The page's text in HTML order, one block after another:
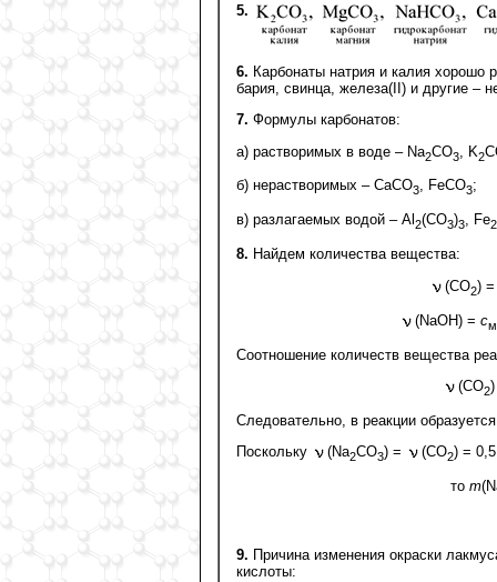
5.
6. Карбонаты натрия и калия хорошо
бария, свинца, железа(II) и другие –
7. Формулы карбонатов:
а) растворимых в воде – Na2СО3 , K2
б) нерастворимых – СаСО3, FeCO3;
в) разлагаемых водой – Al 2(CO3)3, Fe2
8. Найдем количества вещества:
(СО2)
(NaOH) = с
Соотношение количеств вещества
(СО2
Следовательно, в реакции
Поскольку
(Na2CO3) = (СО2) =
то m
9. Причина изменения окраски
кислоты: